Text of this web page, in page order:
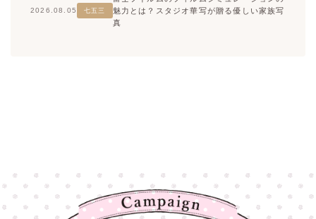
2026.08.05 七五三
魅力とは？スタジオ華写が贈る優しい家族写
真